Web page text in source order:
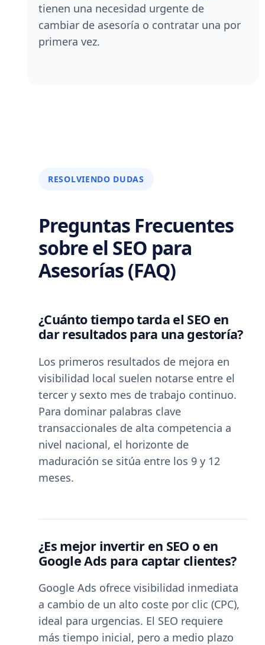
tienen una necesidad urgente de
cambiar de asesoría o contratar una por
primera vez.
RESOLVIENDO DUDAS
Preguntas Frecuentes
sobre el SEO para
Asesorías (FAQ)
¿Cuánto tiempo tarda el SEO en
dar resultados para una gestoría?
Los primeros resultados de mejora en
visibilidad local suelen notarse entre el
tercer y sexto mes de trabajo continuo.
Para dominar palabras clave
transaccionales de alta competencia a
nivel nacional, el horizonte de
maduración se sitúa entre los 9 y 12
meses.
¿Es mejor invertir en SEO o en
Google Ads para captar clientes?
Google Ads ofrece visibilidad inmediata
a cambio de un alto coste por clic (CPC),
ideal para urgencias. El SEO requiere
más tiempo inicial, pero a medio plazo